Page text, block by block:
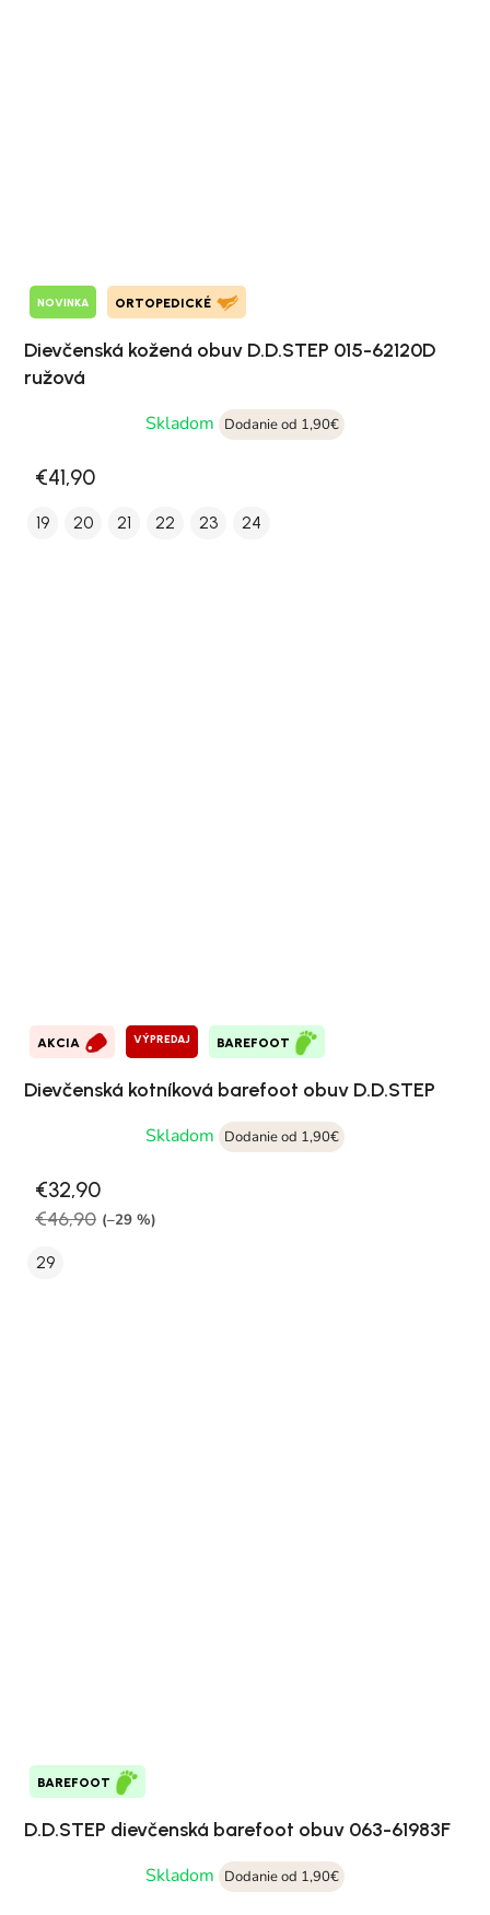
NOVINKA ORTOPEDICKÉ
Dievčenská kožená obuv D.D.STEP 015-62120D
ružová
Skladom
Dodanie od 1,90€
€41,90
19 20 21 22 23 24
AKCIA VÝPREDAJ BAREFOOT
Dievčenská kotníková barefoot obuv D.D.STEP
Skladom
Dodanie od 1,90€
€32,90
€46,90 (–29 %)
29
BAREFOOT
D.D.STEP dievčenská barefoot obuv 063-61983F
Skladom
Dodanie od 1,90€